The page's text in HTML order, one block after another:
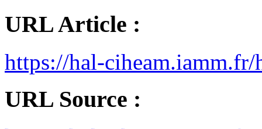
URL Article :
https://hal-
URL Source :